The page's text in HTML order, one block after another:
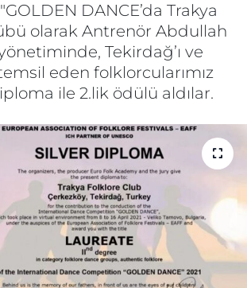
DANCE’da Trakya
olarak Antrenör Abdullah
Tekirdağ’ı ve
eden folklorcularımız
ile 2.lik ödülü aldılar.